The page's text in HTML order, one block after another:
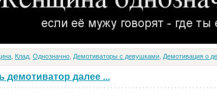
Клад Однозначно Демотиваторы с девушками Демотивация о
демотиватор далее ...